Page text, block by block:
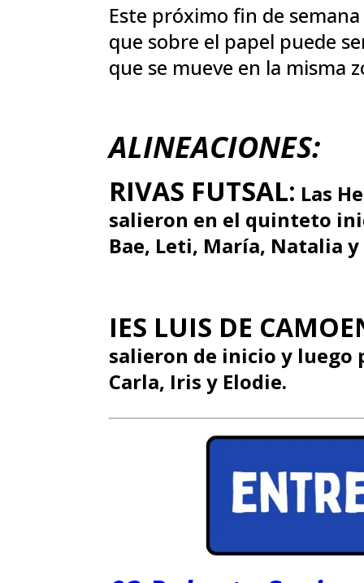
Este próximo fin de
que sobre el papel puede
que se mueve en la misma
ALINEACIONES:
RIVAS FUTSAL: Las
salieron en el quinteto
Bae, Leti, María, Natalia y
IES LUIS DE
salieron de inicio y
Carla, Iris y Elodie.